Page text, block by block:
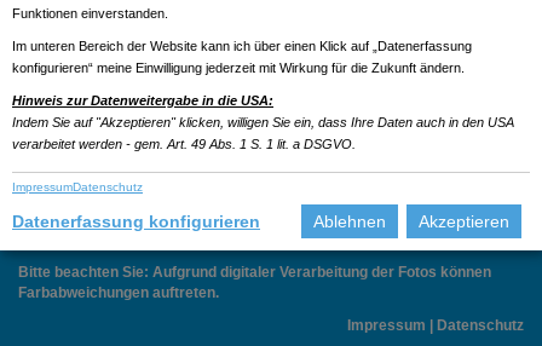
Bitte beachten Sie: Aufgrund digitaler Verarbeitung der Fotos können
Farbabweichungen auftreten.
Impressum
Datenschutz
Funktionen einverstanden.
Im unteren Bereich der Website kann ich über einen Klick auf „Datenerfassung
konfigurieren“ meine Einwilligung jederzeit mit Wirkung für die Zukunft ändern.
Hinweis zur Datenweitergabe in die USA:
Indem Sie auf "Akzeptieren" klicken, willigen Sie ein, dass Ihre Daten auch in den USA
verarbeitet werden - gem. Art. 49 Abs. 1 S. 1 lit. a DSGVO.
ImpressumDatenschutz
Datenerfassung konfigurieren Ablehnen Akzeptieren